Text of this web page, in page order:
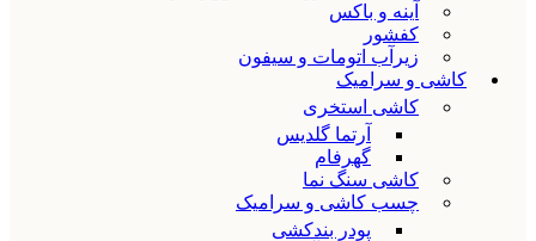
آینه و باکس
کفشور
زیرآب اتومات و سیفون
کاشی و سرامیک
کاشی استخری
آرتما گلدیس
گهرفام
کاشی سنگ نما
چسب کاشی و سرامیک
پودر بندکشی